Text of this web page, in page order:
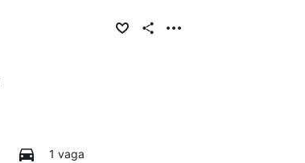
1 vaga